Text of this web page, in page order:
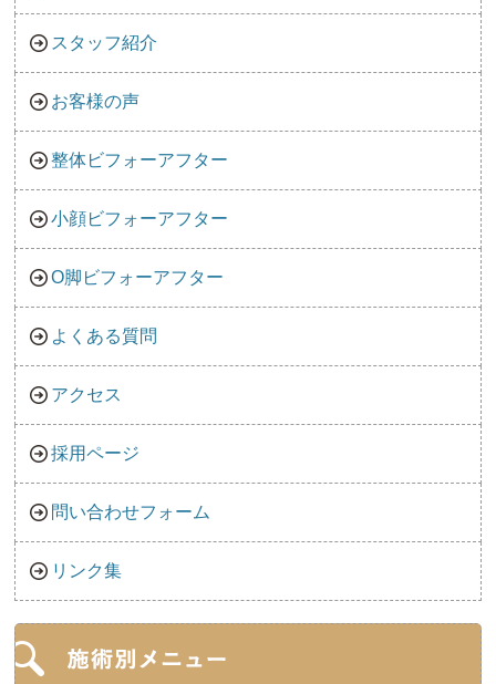
スタッフ紹介
お客様の声
整体ビフォーアフター
小顔ビフォーアフター
O脚ビフォーアフター
よくある質問
アクセス
採用ページ
問い合わせフォーム
リンク集